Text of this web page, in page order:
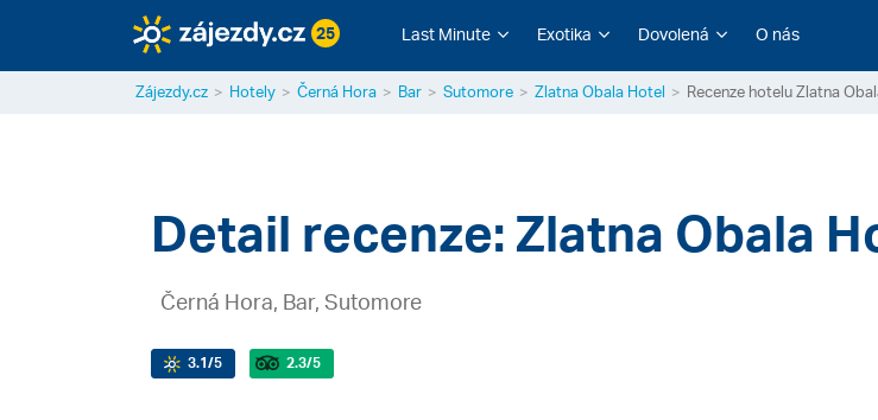
25 Last Minute Exotika Dovolená O nás
Zájezdy.cz Hotely Černá Hora Bar Sutomore Zlatna Obala Hotel Recenze hotelu Zlatna
Detail recenze: Zlatna Obala
Černá Hora, Bar, Sutomore
3.1/5 2.3/5